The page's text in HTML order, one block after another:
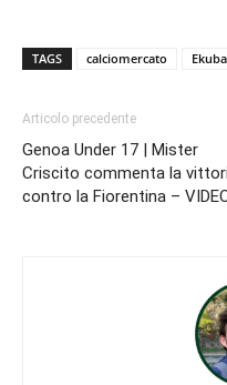
TAGS calciomercato
Articolo precedente
Genoa Under 17 | Mister
Criscito commenta la
contro la Fiorentina –